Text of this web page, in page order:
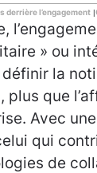
derrière l’engagement|
» ou
définir la
que
Avec
qui
de